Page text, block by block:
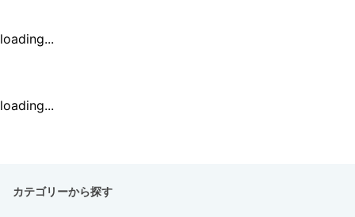
loading...
loading...
カテゴリーから探す